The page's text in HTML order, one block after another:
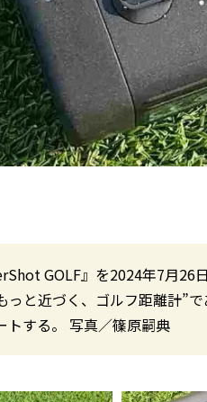
GOLF』を2024年7月26
っと近づく、ゴルフ距離計”
トする。 写真／篠原嗣典